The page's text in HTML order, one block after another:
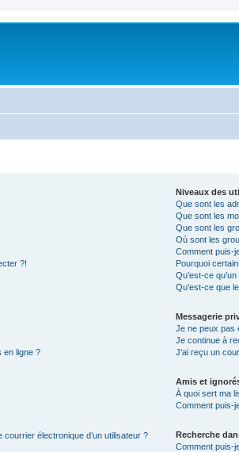
?!
en ligne ?
électronique d’un utilisateur ?
Niveaux des
Que sont les
Que sont les
Que sont les
Où sont les
Comment puis-
Pourquoi
Qu’est-ce
Qu’est-ce que
Messagerie
Je ne peux pas
Je continue à
J’ai reçu un
Amis et
À quoi sert ma
Comment puis-
Recherche
Comment puis-